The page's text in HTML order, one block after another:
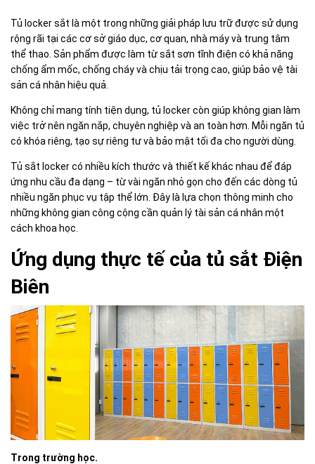
Tủ locker sắt là một trong những giải pháp lưu trữ được sử dụng
rộng rãi tại các cơ sở giáo dục, cơ quan, nhà máy và trung tâm
thể thao. Sản phẩm được làm từ sắt sơn tĩnh điện có khả năng
chống ẩm mốc, chống cháy và chịu tải trọng cao, giúp bảo vệ tài
sản cá nhân hiệu quả.
Không chỉ mang tính tiện dụng, tủ locker còn giúp không gian làm
việc trở nên ngăn nắp, chuyên nghiệp và an toàn hơn. Mỗi ngăn tủ
có khóa riêng, tạo sự riêng tư và bảo mật tối đa cho người dùng.
Tủ sắt locker có nhiều kích thước và thiết kế khác nhau để đáp
ứng nhu cầu đa dạng – từ vài ngăn nhỏ gọn cho đến các dòng tủ
nhiều ngăn phục vụ tập thể lớn. Đây là lựa chọn thông minh cho
những không gian công cộng cần quản lý tài sản cá nhân một
cách khoa học.
Ứng dụng thực tế của tủ sắt Điện
Biên
Trong trường học.